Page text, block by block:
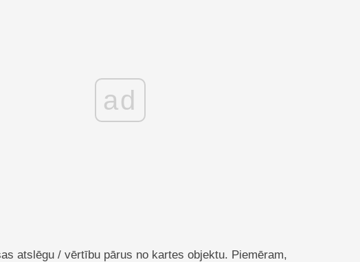
ad
atslēgu / vērtību pārus no kartes objektu. Piemēram,